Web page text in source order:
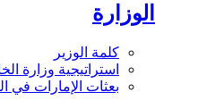
الوزارة
كلمة الوزير
استراتيجية وزارة
بعثات الإمارات في